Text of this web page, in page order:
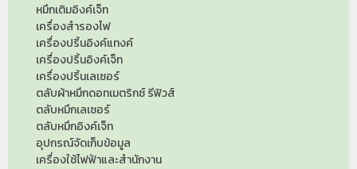
หมึกเติมอิงค์เจ็ท
เครื่องสำรองไฟ
เครื่องปริ้นอิงค์แทงค์
เครื่องปริ้นอิงค์เจ็ท
เครื่องปริ้นเลเซอร์
ตลับผ้าหมึกดอทเมตริกซ์ รีฟิวส์
ตลับหมึกเลเซอร์
ตลับหมึกอิงค์เจ็ท
อุปกรณ์จัดเก็บข้อมูล
เครื่องใช้ไฟฟ้าและสำนักงาน